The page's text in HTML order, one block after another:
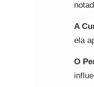
A
ela
O